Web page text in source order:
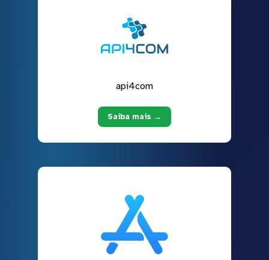
api4com
Saiba mais →